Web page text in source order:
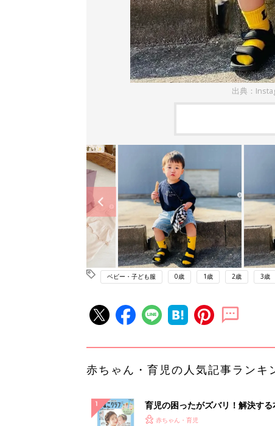
出典：
ベビー・子ども服 0歳 1歳 2歳 3歳
赤ちゃん・育児の人気記事ランキ
育児の困ったがズバリ！解決する
『ひよこクラブ 夏号』 4カ月～2
赤ちゃん・育児